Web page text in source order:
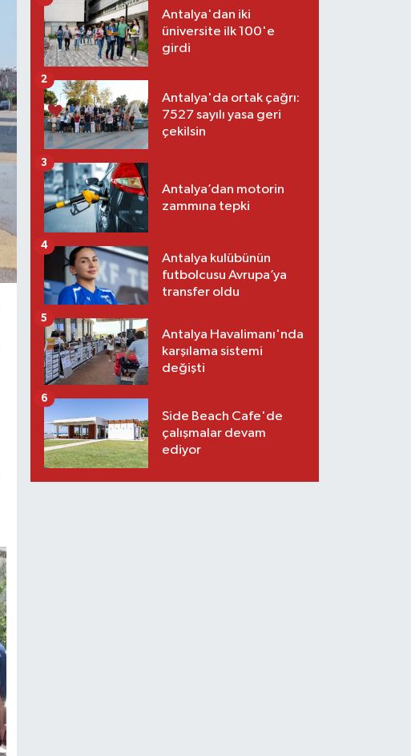
Antalya'dan iki
üniversite ilk 100'e
girdi
Antalya'da ortak çağrı:
7527 sayılı yasa geri
çekilsin
2
Antalya’dan motorin
zammına tepki
3
Antalya kulübünün
futbolcusu Avrupa’ya
transfer oldu
4
Antalya Havalimanı'nda
karşılama sistemi
değişti
5
Side Beach Cafe'de
çalışmalar devam
ediyor
6